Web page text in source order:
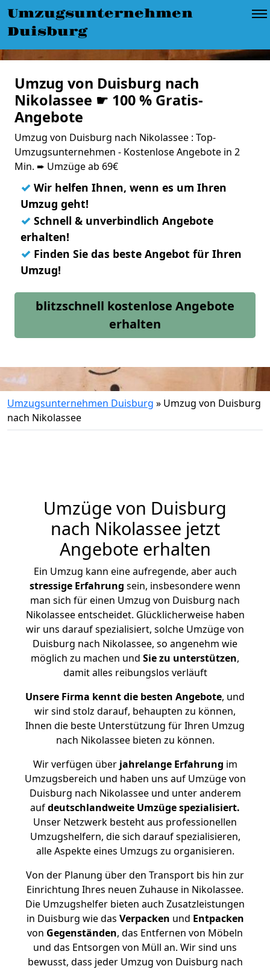
Umzugsunternehmen
Duisburg
Umzug von Duisburg nach
Nikolassee ☛ 100 % Gratis-
Angebote
Umzug von Duisburg nach Nikolassee : Top-
Umzugsunternehmen - Kostenlose Angebote in 2
Min. ➨ Umzüge ab 69€
✓ Wir helfen Ihnen, wenn es um Ihren
Umzug geht!
✓ Schnell & unverbindlich Angebote
erhalten!
✓ Finden Sie das beste Angebot für Ihren
Umzug!
blitzschnell kostenlose Angebote
erhalten
Umzugsunternehmen Duisburg » Umzug von Duisburg
nach Nikolassee
Umzüge von Duisburg
nach Nikolassee jetzt
Angebote erhalten
Ein Umzug kann eine aufregende, aber auch
stressige Erfahrung sein, insbesondere wenn
man sich für einen Umzug von Duisburg nach
Nikolassee entscheidet. Glücklicherweise haben
wir uns darauf spezialisiert, solche Umzüge von
Duisburg nach Nikolassee, so angenehm wie
möglich zu machen und Sie zu unterstützen,
damit alles reibungslos verläuft
Unsere Firma kennt die besten Angebote, und
wir sind stolz darauf, behaupten zu können,
Ihnen die beste Unterstützung für Ihren Umzug
nach Nikolassee bieten zu können.
Wir verfügen überjahrelange Erfahrung im
Umzugsbereich und haben uns auf Umzüge von
Duisburg nach Nikolassee und unter anderem
aufdeutschlandweite Umzüge spezialisiert.
Unser Netzwerk besteht aus professionellen
Umzugshelfern, die sich darauf spezialisieren,
alle Aspekte eines Umzugs zu organisieren.
Von der Planung über den Transport bis hin zur
Einrichtung Ihres neuen Zuhause in Nikolassee.
Die Umzugshelfer bieten auch Zusatzleistungen
in Duisburg wie das Verpacken und Entpacken
von Gegenständen, das Entfernen von Möbeln
und das Entsorgen von Müll an. Wir sind uns
bewusst, dass jeder Umzug von Duisburg nach